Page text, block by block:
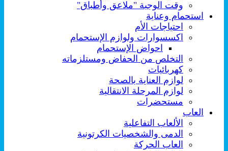
وقت الوجبة "ملاعق وأطباق"
استحمام وعناية
احتياجات الأم
اكسسوارات ولوازم الإستحمام
احواض الإستحمام
التخلص من الحفاض ومستلزماته
كهربائيات
لوازم العناية بالصحة
لوازم المرحلة الانتقالية
مستحضرات
العاب
الألعاب التفاعلية
الدمى والشخصيات الكرتونية
العاب الحركة